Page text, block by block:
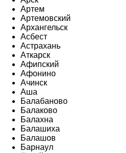
Артем
Артемовский
Архангельск
Асбест
Астрахань
Аткарск
Афипский
Афонино
Ачинск
Аша
Балабаново
Балаково
Балахна
Балашиха
Балашов
Барнаул